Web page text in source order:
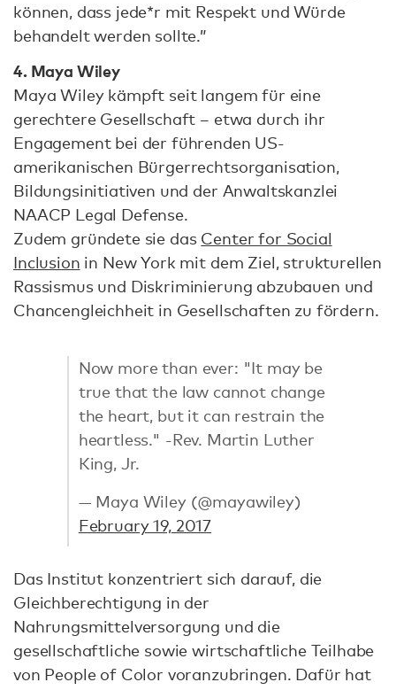
können, dass jede*r mit Respekt und Würde
behandelt werden sollte.”
4. Maya Wiley
Maya Wiley kämpft seit langem für eine
gerechtere Gesellschaft – etwa durch ihr
Engagement bei der führenden US-
amerikanischen Bürgerrechtsorganisation,
Bildungsinitiativen und der Anwaltskanzlei
NAACP Legal Defense.
Zudem gründete sie das Center for Social
Inclusion in New York mit dem Ziel, strukturellen
Rassismus und Diskriminierung abzubauen und
Chancengleichheit in Gesellschaften zu fördern.
Now more than ever: "It may be
true that the law cannot change
the heart, but it can restrain the
heartless." -Rev. Martin Luther
King, Jr.
— Maya Wiley (@mayawiley)
February 19, 2017
Das Institut konzentriert sich darauf, die
Gleichberechtigung in der
Nahrungsmittelversorgung und die
gesellschaftliche sowie wirtschaftliche Teilhabe
von People of Color voranzubringen. Dafür hat